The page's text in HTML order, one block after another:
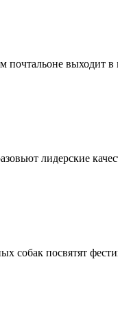
почтальоне выходит в
лидерские
собак посвятят